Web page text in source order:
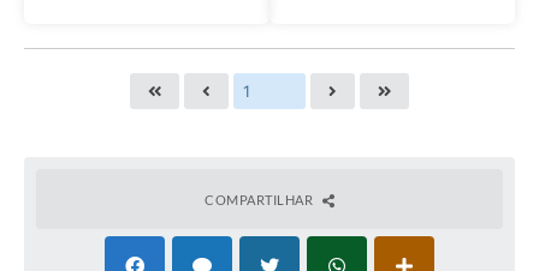
COMPARTILHAR